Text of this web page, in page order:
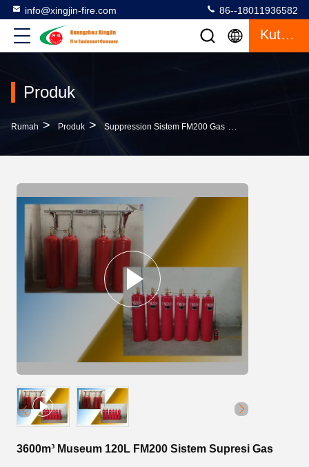
info@xingjin-fire.com 86--18011936582
Kutipan
Produk
Rumah > Produk > Suppression Sistem FM200 Gas >
3600m³ Museum 120L FM200 Sistem Supresi Gas